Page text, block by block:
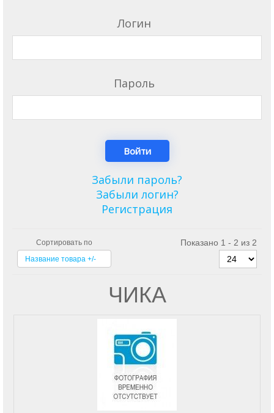
Логин
Пароль
Забыли пароль?
Забыли логин?
Регистрация
Сортировать по
Название товара +/-
Показано 1 - 2 из 2
ЧИКА